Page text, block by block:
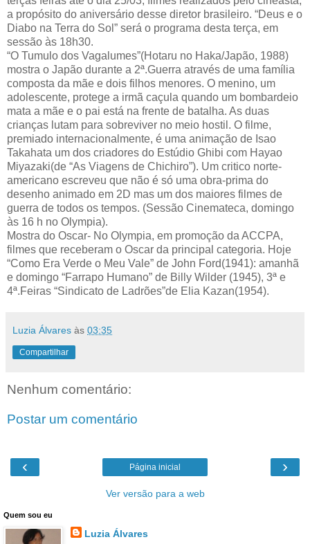
a propósito do aniversário desse diretor brasileiro. “Deus e o
Diabo na Terra do Sol” será o programa desta terça, em
sessão às 18h30.
“O Tumulo dos Vagalumes”(Hotaru no Haka/Japão, 1988)
mostra o Japão durante a 2ª.Guerra através de uma família
composta da mãe e dois filhos menores. O menino, um
adolescente, protege a irmã caçula quando um bombardeio
mata a mãe e o pai está na frente de batalha. As duas
crianças lutam para sobreviver no meio hostil. O filme,
premiado internacionalmente, é uma animação de Isao
Takahata um dos criadores do Estúdio Ghibi com Hayao
Miyazaki(de “As Viagens de Chichiro”). Um critico norte-
americano escreveu que não é só uma obra-prima do
desenho animado em 2D mas um dos maiores filmes de
guerra de todos os tempos. (Sessão Cinemateca, domingo
às 16 h no Olympia).
Mostra do Oscar- No Olympia, em promoção da ACCPA,
filmes que receberam o Oscar da principal categoria. Hoje
“Como Era Verde o Meu Vale” de John Ford(1941): amanhã
e domingo “Farrapo Humano” de Billy Wilder (1945), 3ª e
4ª.Feiras “Sindicato de Ladrões”de Elia Kazan(1954).
Luzia Álvares às 03:35
Compartilhar
Nenhum comentário:
Postar um comentário
‹ ›
Página inicial
Ver versão para a web
Quem sou eu
Luzia Álvares